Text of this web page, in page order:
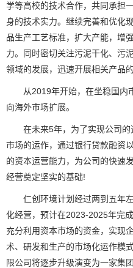
学等高校的技术合作，共同承担
身的技术实力。继续完善和优化
品生产工艺标准，扩大产能，增
力。同时密切关注污泥干化、污
领域的发展，迅速开展相关产品
从2019年开始，在坐稳国内
向海外市场扩展。
在未来5年，为了实现公司
市场的运作，通过银行贷款融资
的资本运营能力，为公司的快速
经营奠定坚实的基础!
仁创环境计划经过两到五年
化经营，预计在2023-2025年完
充分利用资本市场的资金，实现
术、研发和生产的市场化运作模
限公司将逐步升级演变为一家集